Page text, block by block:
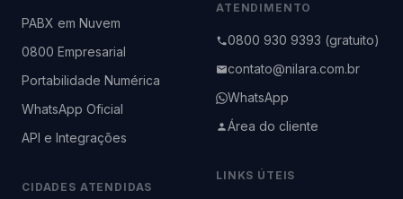
PABX em Nuvem
0800 Empresarial
Portabilidade Numérica
WhatsApp Oficial
API e Integrações
CIDADES ATENDIDAS
ATENDIMENTO
0800 930 9393 (gratuito)
contato@nilara.com.br
WhatsApp
Área do cliente
LINKS ÚTEIS